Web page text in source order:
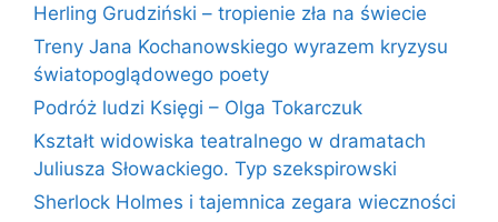
Herling Grudziński – tropienie zła na świecie
Treny Jana Kochanowskiego wyrazem kryzysu
światopoglądowego poety
Podróż ludzi Księgi – Olga Tokarczuk
Kształt widowiska teatralnego w dramatach
Juliusza Słowackiego. Typ szekspirowski
Sherlock Holmes i tajemnica zegara wieczności